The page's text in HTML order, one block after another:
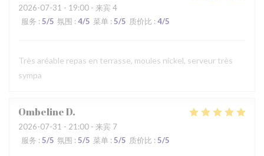
2026-07-31 - 19:00 - 来宾 4
服务 : 5/5 氛围 : 4/5 菜单 : 5/5 质价比 : 4/5
Très aréable repas en terrasse, moules nickel, serveur très
sympa
OmbelineD
2026-07-31 - 21:00 - 来宾 7
服务 : 5/5 氛围 : 5/5 菜单 : 5/5 质价比 : 5/5